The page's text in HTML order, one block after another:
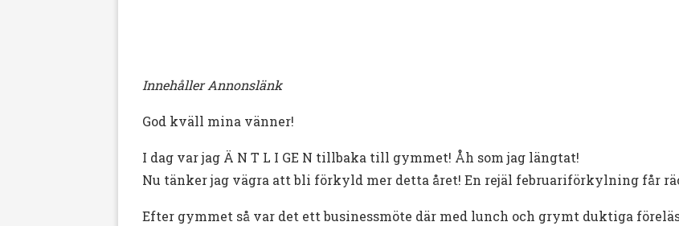
Innehåller Annonslänk
God kväll mina vänner!
I dag var jag Ä N T L I GE N tillbaka till gymmet! Åh som jag längtat!
Nu tänker jag vägra att bli förkyld mer detta året! En rejäl februariförkylning får
Efter gymmet så var det ett businessmöte där med lunch och grymt duktiga